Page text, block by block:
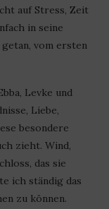
auf Stress, Zeit
in seine
vom ersten
Levke und
Liebe,
besondere
zieht. Wind,
das sie
ich ständig das
zu können.